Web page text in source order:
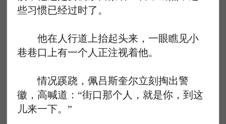
些习惯已经过时了。
他在人行道上抬起头来，一眼瞧见小
巷巷口上有一个人正注视着他。
情况蹊跷，佩吕斯奎尔立刻掏出警
徽，高喊道：“街口那个人，就是你，到这
儿来一下。”